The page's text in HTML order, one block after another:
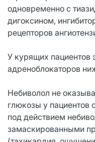
одновременно с
дигоксином,
рецепторов
У курящих пациентов
адреноблокаторов
Небиволол не
глюкозы у пациентов
под действием
замаскированными